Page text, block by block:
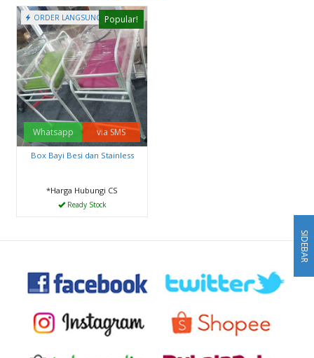
Popular!
ORDER LANGSUNG
Whatsapp via SMS
Box Bayi Besi dan Stainless
*Harga Hubungi CS
Ready Stock
SIDEBAR